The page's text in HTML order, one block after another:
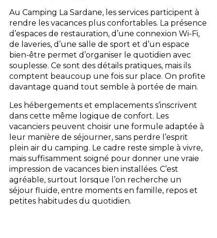
Au Camping La Sardane, les services participent à
rendre les vacances plus confortables. La présence
d’espaces de restauration, d’une connexion Wi-Fi,
de laveries, d’une salle de sport et d’un espace
bien-être permet d’organiser le quotidien avec
souplesse. Ce sont des détails pratiques, mais ils
comptent beaucoup une fois sur place. On profite
davantage quand tout semble à portée de main.
Les hébergements et emplacements s’inscrivent
dans cette même logique de confort. Les
vacanciers peuvent choisir une formule adaptée à
leur manière de séjourner, sans perdre l’esprit
plein air du camping. Le cadre reste simple à vivre,
mais suffisamment soigné pour donner une vraie
impression de vacances bien installées. C’est
agréable, surtout lorsque l’on recherche un
séjour fluide, entre moments en famille, repos et
petites habitudes du quotidien.